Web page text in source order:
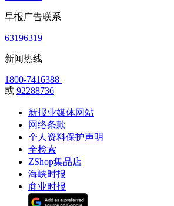
早报广告联系
63196319
新闻热线
1800-7416388
或 92288736
新报业媒体网站
网络条款
个人资料保护声明
全检索
ZShop集品店
海峡时报
商业时报